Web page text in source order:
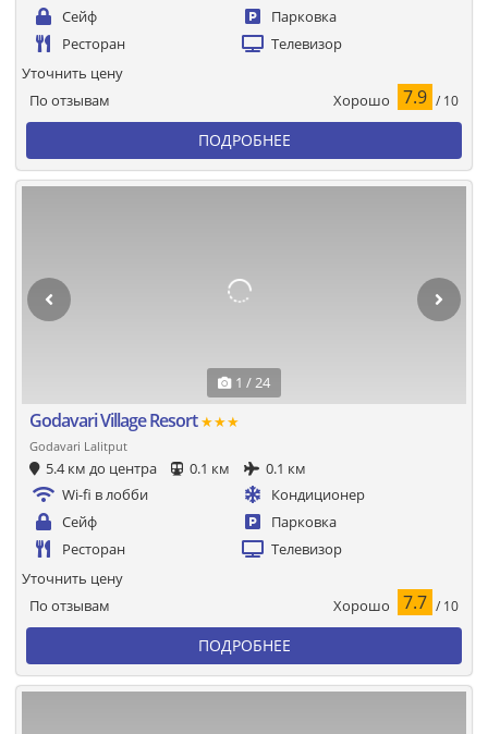
Сейф
Парковка
Ресторан
Телевизор
По отзывам Хорошо 7.9 / 10
Уточнить цену
ПОДРОБНЕЕ
1 / 24
Godavari Village Resort★★★
Godavari Lalitput
5.4 км до центра 0.1 км
0.1 км
Wi-fi в лобби
Кондиционер
Сейф
Парковка
Ресторан
Телевизор
По отзывам Хорошо 7.7 / 10
Уточнить цену
ПОДРОБНЕЕ